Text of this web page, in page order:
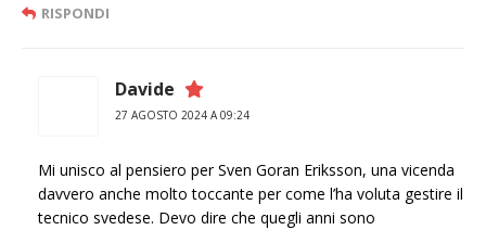
RISPONDI
Davide
27 AGOSTO 2024 A 09:24
Mi unisco al pensiero per Sven Goran Eriksson, una vicenda
davvero anche molto toccante per come l’ha voluta gestire il
tecnico svedese. Devo dire che quegli anni sono